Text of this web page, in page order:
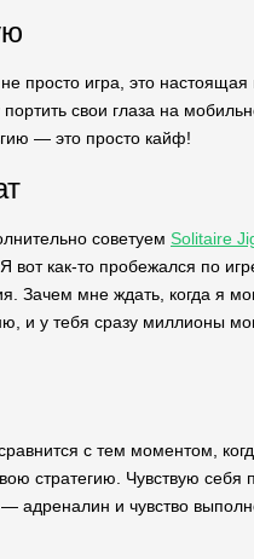
просто игра, это
свои глаза на
— это просто кайф!
советуем Solitaire
как-то пробежался по
Зачем мне ждать, когда я
и у тебя сразу миллионы
с тем моментом,
стратегию. Чувствую себя
адреналин и чувство